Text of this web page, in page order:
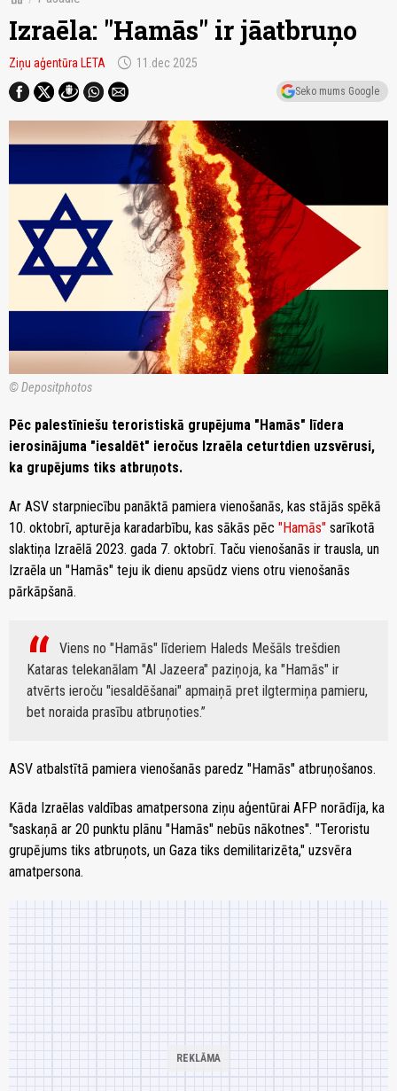
Izraēla: "Hamās" ir jāatbruņo
Ziņu aģentūra LETA schedule 11.dec 2025
Seko mums Google
© Depositphotos
Pēc palestīniešu teroristiskā grupējuma "Hamās" līdera
ierosinājuma "iesaldēt" ieročus Izraēla ceturtdien uzsvērusi,
ka grupējums tiks atbruņots.
Ar ASV starpniecību panāktā pamiera vienošanās, kas stājās spēkā
10. oktobrī, apturēja karadarbību, kas sākās pēc "Hamās" sarīkotā
slaktiņa Izraēlā 2023. gada 7. oktobrī. Taču vienošanās ir trausla, un
Izraēla un "Hamās" teju ik dienu apsūdz viens otru vienošanās
pārkāpšanā.
Viens no "Hamās" līderiem Haleds Mešāls trešdien
Kataras telekanālam "Al Jazeera" paziņoja, ka "Hamās" ir
atvērts ieroču "iesaldēšanai" apmaiņā pret ilgtermiņa pamieru,
bet noraida prasību atbruņoties.
ASV atbalstītā pamiera vienošanās paredz "Hamās" atbruņošanos.
Kāda Izraēlas valdības amatpersona ziņu aģentūrai AFP norādīja, ka
"saskaņā ar 20 punktu plānu "Hamās" nebūs nākotnes". "Teroristu
grupējums tiks atbruņots, un Gaza tiks demilitarizēta," uzsvēra
amatpersona.